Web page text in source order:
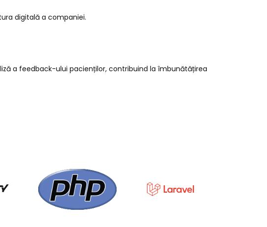
digitală a companiei.
a feedback-ului pacienților, contribuind la îmbunătățirea